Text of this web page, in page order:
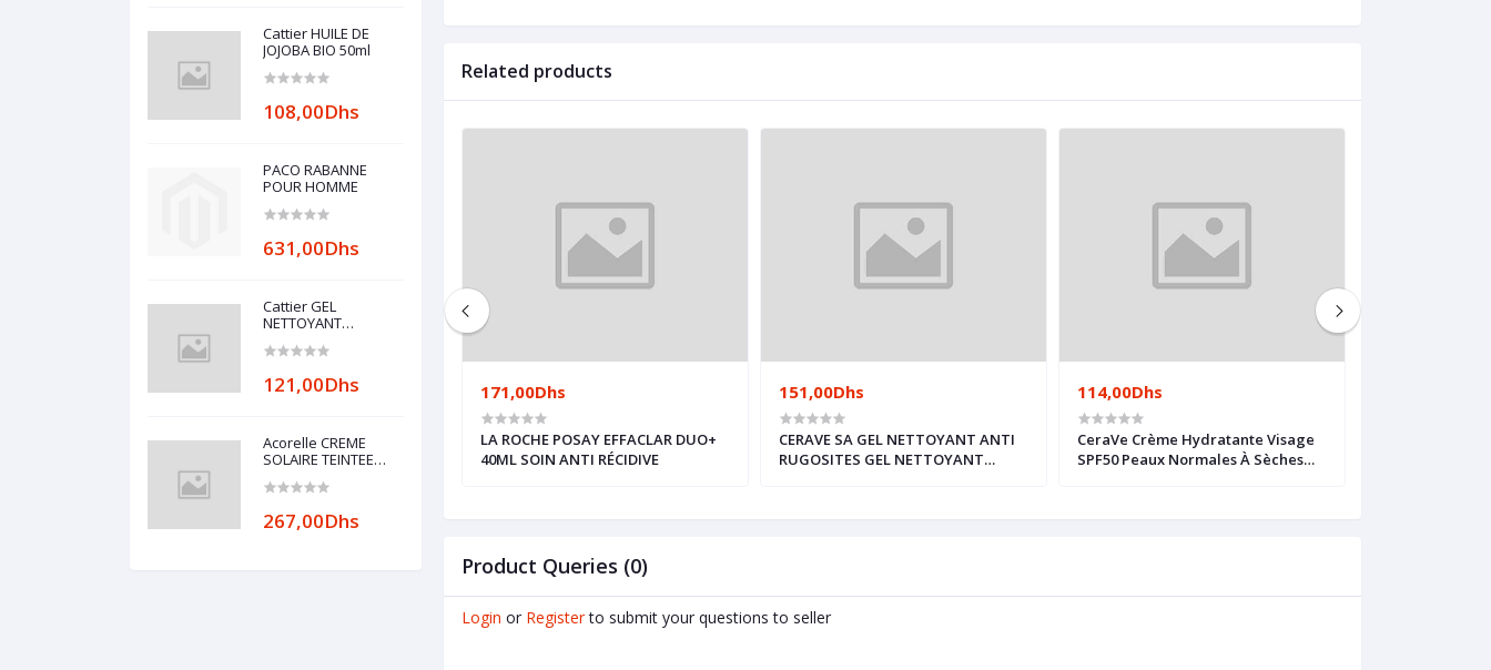
Cattier HUILE DE
JOJOBA BIO 50ml
108,00Dhs
PACO RABANNE
POUR HOMME
631,00Dhs
Cattier GEL
NETTOYANT
SAVON 0% ALCOOL
121,00Dhs
Acorelle CREME
SOLAIRE TEINTEE
50ML
267,00Dhs
Related products
127,00Dhs
CERAVE GEL MOUSSANT PEAUX
NORMALES À GRASSES 473ML
171,00Dhs
LA ROCHE POSAY EFFACLAR DUO+
40ML SOIN ANTI RÉCIDIVE
151,00Dhs
CERAVE SA GEL NETTOYANT ANTI
RUGOSITES GEL NETTOYANT
114,00Dhs
CeraVe Crème Hydratante Visage
SPF50 Peaux Normales À Sèches
Product Queries (0)
Login or Register to submit your questions to seller